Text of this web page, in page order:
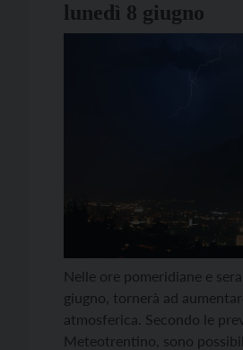
lunedì 8 giugno
Nelle ore pomeridiane e
giugno, tornerà ad
atmosferica. Secondo le
Meteotrentino, sono